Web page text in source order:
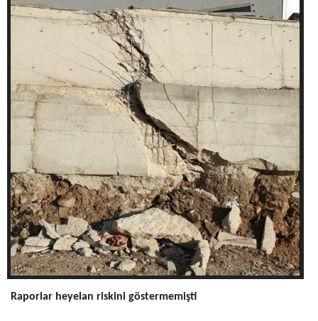
Raporlar heyelan riskini göstermemişti